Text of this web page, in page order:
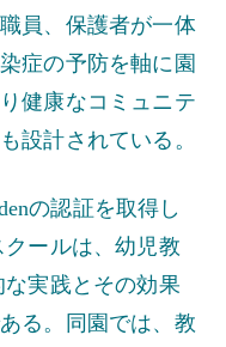
員、保護者が一体
症の予防を軸に園
健康なコミュニテ
設計されている。
の認証を取得し
ールは、幼児教
実践とその効果
る。同園では、教